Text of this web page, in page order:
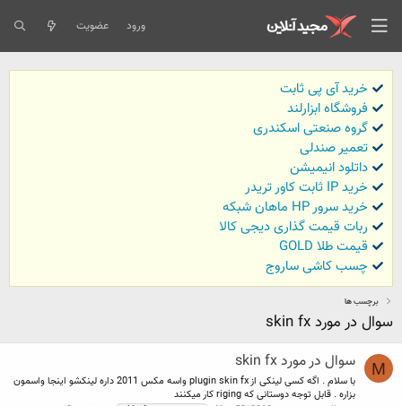
ورود عضویت
خرید آی پی ثابت
فروشگاه ابزارلند
گروه صنعتی اسکندری
تعمیر صندلی
داتلود انیمیشن
خرید IP ثابت کاور تریدر
خرید سرور HP ماهان شبکه
ربات قیمت گذاری دیجی کالا
قیمت طلا GOLD
چسب کاشی ساروج
برچسب ها
سوال در مورد skin fx
M سوال در مورد skin fx
با سلام . اگه کسی لینکی از plugin skin fx واسه مکس 2011 داره لینکشو اینجا واسمون
بزاره . قابل توجه دوستانی که riging کار میکنند